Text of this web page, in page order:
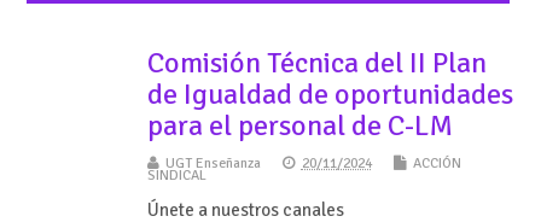
Comisión Técnica del II Plan
de Igualdad de oportunidades
para el personal de C-LM
UGT Enseñanza 20/11/2024 ACCIÓN
SINDICAL
Únete a nuestros canales